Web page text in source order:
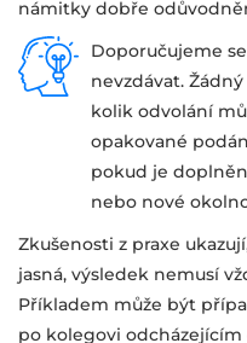
námitky dobře
Doporučujeme
nevzdávat.
kolik odvolání
opakované
pokud je
nebo nové
Zkušenosti z praxe
jasná, výsledek nemusí
Příkladem může být
po kolegovi odcházejícím